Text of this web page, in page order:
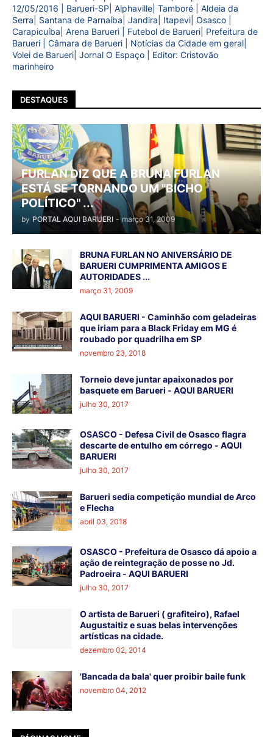
12/05/2016 | Barueri-SP| Alphaville| Tamboré | Aldeia da
Serra| Santana de Parnaíba| Jandira| Itapevi| Osasco |
Carapicuíba| Arena Barueri | Futebol de Barueri| Prefeitura de
Barueri | Câmara de Barueri | Notícias da Cidade em geral|
Volei de Barueri| Jornal O Espaço | Editor: Cristovão
marinheiro
DESTAQUES
FURLAN DIZ QUE A BRUNA FURLAN
ESTÁ SE TORNANDO UM "BICHO
POLÍTICO" ...
by PORTAL AQUI BARUERI - março 31, 2009
BRUNA FURLAN NO ANIVERSÁRIO DE
BARUERI CUMPRIMENTA AMIGOS E
AUTORIDADES ...
março 31, 2009
AQUI BARUERI - Caminhão com geladeiras
que iriam para a Black Friday em MG é
roubado por quadrilha em SP
novembro 23, 2018
Torneio deve juntar apaixonados por
basquete em Barueri - AQUI BARUERI
julho 30, 2017
OSASCO - Defesa Civil de Osasco flagra
descarte de entulho em córrego - AQUI
BARUERI
julho 30, 2017
Barueri sedia competição mundial de Arco
e Flecha
abril 03, 2018
OSASCO - Prefeitura de Osasco dá apoio a
ação de reintegração de posse no Jd.
Padroeira - AQUI BARUERI
julho 30, 2017
O artista de Barueri ( grafiteiro), Rafael
Augustaitiz e suas belas intervenções
artísticas na cidade.
dezembro 02, 2014
'Bancada da bala' quer proibir baile funk
novembro 04, 2012